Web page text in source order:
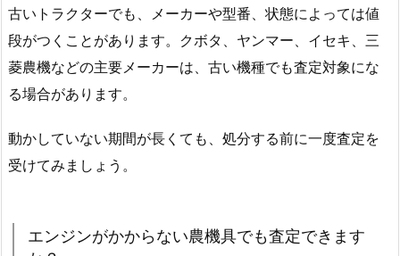
古いトラクターでも、メーカーや型番、状態によっては値
段がつくことがあります。クボタ、ヤンマー、イセキ、三
菱農機などの主要メーカーは、古い機種でも査定対象にな
る場合があります。
動かしていない期間が長くても、処分する前に一度査定を
受けてみましょう。
エンジンがかからない農機具でも査定できます